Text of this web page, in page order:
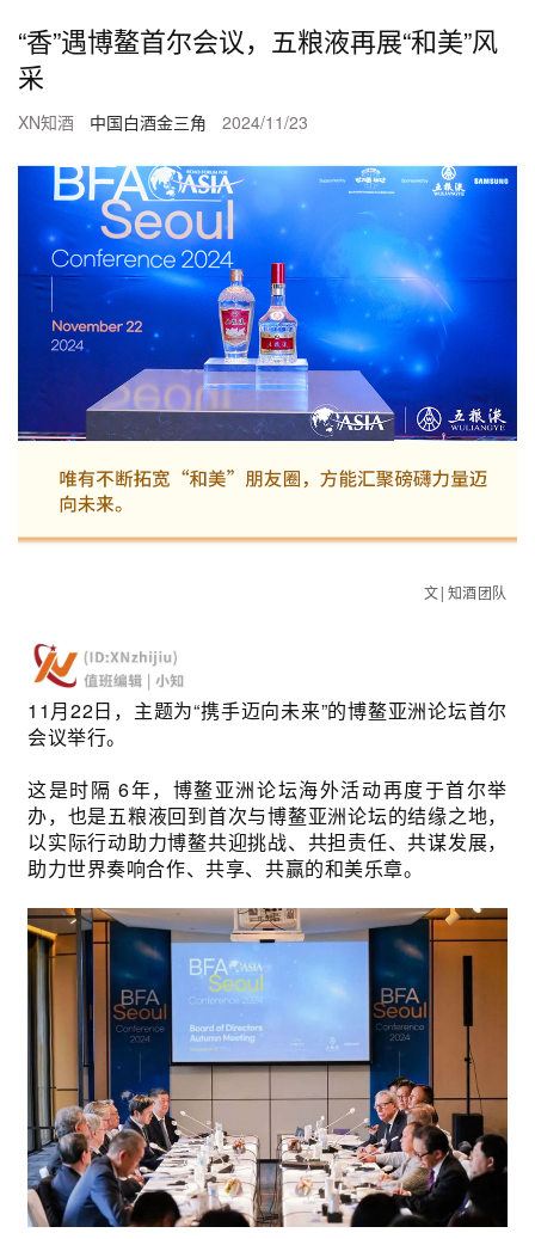
“香”遇博鳌首尔会议，五粮液再展“和美”风
采
XN知酒 中国白酒金三角 2024/11/23
文|知酒团队
11月22日，主题为“携手迈向未来”的博鳌亚洲论坛首尔
会议举行。
这是时隔 6年，博鳌亚洲论坛海外活动再度于首尔举
办，也是五粮液回到首次与博鳌亚洲论坛的结缘之地，
以实际行动助力博鳌共迎挑战、共担责任、共谋发展，
助力世界奏响合作、共享、共赢的和美乐章。